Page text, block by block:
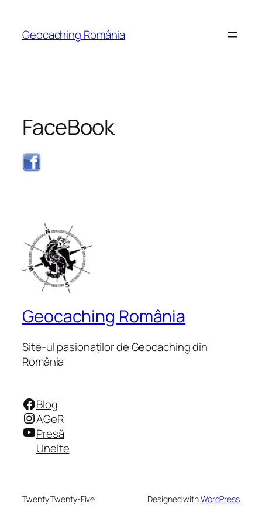
content
Geocaching România
FaceBook
Geocaching România
Site-ul pasionaților de Geocaching din
România
Facebook
Instagram
YouTube
Blog
AGeR
Presă
Unelte
Twenty Twenty-Five Designed withWordPress